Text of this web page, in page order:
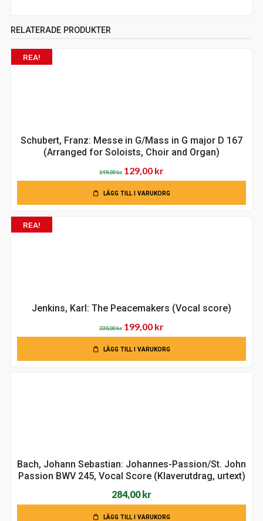
RELATERADE PRODUKTER
REA!
Schubert, Franz: Messe in G/Mass in G major D 167
(Arranged for Soloists, Choir and Organ)
149,00kr Det
ursprungliga
priset
129,00 krDet
nuvarande
priset
LÄGG TILL I VARUKORG
REA!
Jenkins, Karl: The Peacemakers (Vocal score)
330,00kr Det
ursprungliga
priset
199,00 krDet
nuvarande
priset
LÄGG TILL I VARUKORG
Bach, Johann Sebastian: Johannes-Passion/St. John
Passion BWV 245, Vocal Score (Klaverutdrag, urtext)
284,00kr
LÄGG TILL I VARUKORG